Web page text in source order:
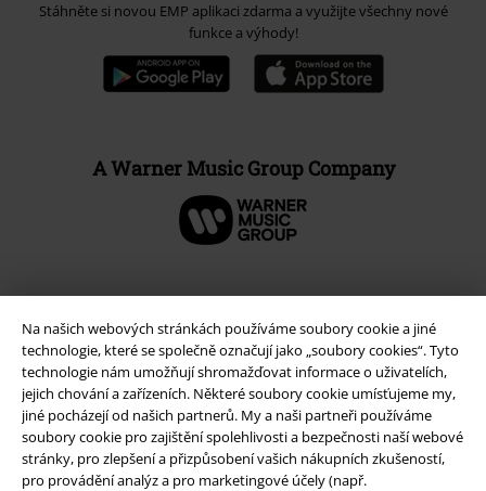
Na našich webových stránkách používáme soubory cookie a jiné
technologie, které se společně označují jako „soubory cookies“. Tyto
technologie nám umožňují shromažďovat informace o uživatelích,
jejich chování a zařízeních. Některé soubory cookie umísťujeme my,
jiné pocházejí od našich partnerů. My a naši partneři používáme
soubory cookie pro zajištění spolehlivosti a bezpečnosti naší webové
stránky, pro zlepšení a přizpůsobení vašich nákupních zkušeností,
pro provádění analýz a pro marketingové účely (např.
Stáhněte si novou EMP aplikaci zdarma a využijte všechny nové
funkce a výhody!
A Warner Music Group Company
Právní informace